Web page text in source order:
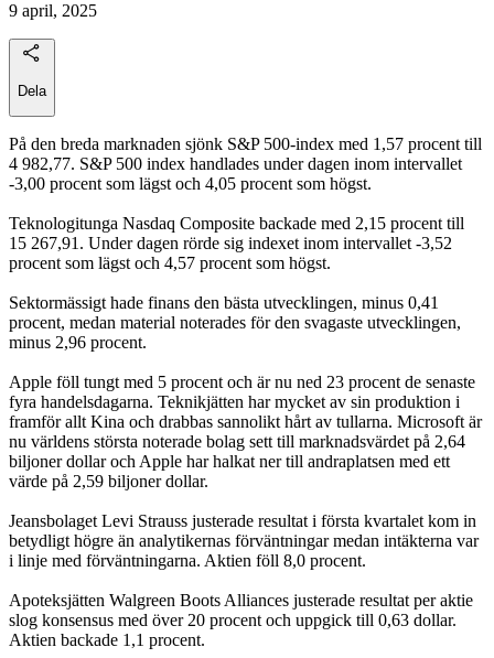
9 april, 2025
Dela
På den breda marknaden sjönk S&P 500-index med 1,57 procent till
4 982,77. S&P 500 index handlades under dagen inom intervallet
-3,00 procent som lägst och 4,05 procent som högst.
Teknologitunga Nasdaq Composite backade med 2,15 procent till
15 267,91. Under dagen rörde sig indexet inom intervallet -3,52
procent som lägst och 4,57 procent som högst.
Sektormässigt hade finans den bästa utvecklingen, minus 0,41
procent, medan material noterades för den svagaste utvecklingen,
minus 2,96 procent.
Apple föll tungt med 5 procent och är nu ned 23 procent de senaste
fyra handelsdagarna. Teknikjätten har mycket av sin produktion i
framför allt Kina och drabbas sannolikt hårt av tullarna. Microsoft är
nu världens största noterade bolag sett till marknadsvärdet på 2,64
biljoner dollar och Apple har halkat ner till andraplatsen med ett
värde på 2,59 biljoner dollar.
Jeansbolaget Levi Strauss justerade resultat i första kvartalet kom in
betydligt högre än analytikernas förväntningar medan intäkterna var
i linje med förväntningarna. Aktien föll 8,0 procent.
Apoteksjätten Walgreen Boots Alliances justerade resultat per aktie
slog konsensus med över 20 procent och uppgick till 0,63 dollar.
Aktien backade 1,1 procent.